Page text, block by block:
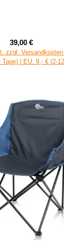
Verkaufspreis:
39,00 €
zzgl.
Tage) | EU: 9,- € (2-